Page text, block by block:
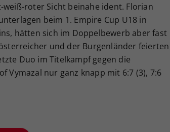
roter Sicht beinahe ident. Florian
beim 1. Empire Cup U18 in
hätten sich im Doppelbewerb aber fast
und der Burgenländer feierten
Duo im Titelkampf gegen die
Vymazal nur ganz knapp mit 6:7 (3), 7:6